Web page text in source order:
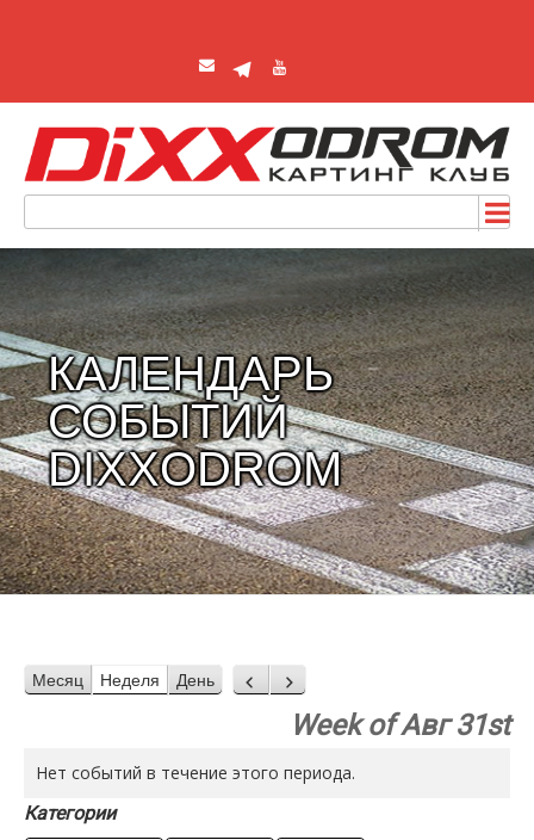
КАЛЕНДАРЬ
СОБЫТИЙ
DIXXODROM
Месяц Неделя День Назад
Вперед
Week of Авг 31st
Нет событий в течение этого периода.
Категории